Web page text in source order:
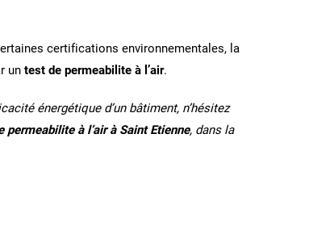
certifications environnementales, la
un test de permeabilite à l’air.
énergétique d’un bâtiment, n’hésitez
permeabilite à l’air à Saint Etienne, dans la